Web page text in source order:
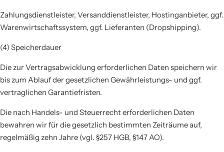
Zahlungsdienstleister, Versanddienstleister, Hostinganbieter, ggf.
Warenwirtschaftssystem, ggf. Lieferanten (Dropshipping).
(4) Speicherdauer
Die zur Vertragsabwicklung erforderlichen Daten speichern wir
bis zum Ablauf der gesetzlichen Gewährleistungs- und ggf.
vertraglichen Garantiefristen.
Die nach Handels- und Steuerrecht erforderlichen Daten
bewahren wir für die gesetzlich bestimmten Zeiträume auf,
regelmäßig zehn Jahre (vgl. §257 HGB, §147 AO).